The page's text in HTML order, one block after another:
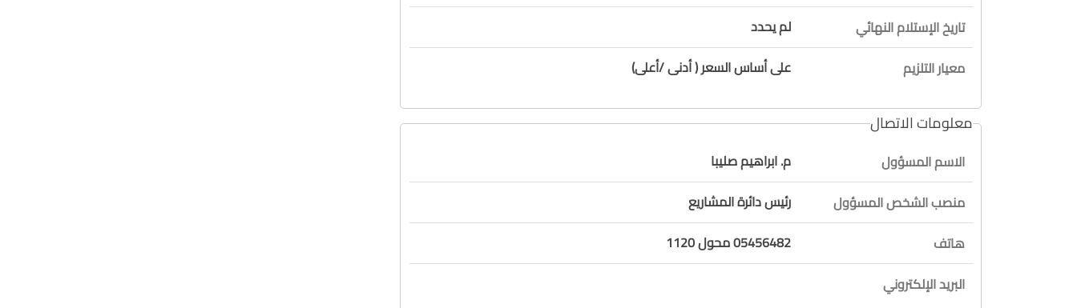
تاريخ الإستلام النهائي
لم يحدد
معيار التلزيم
على أساس السعر ( أدنى /أعلى)
معلومات الاتصال
الاسم المسؤول
م. ابراهيم صليبا
منصب الشخص المسؤول
رئيس دائرة المشاريع
هاتف
05456482 محول 1120
البريد الإلكتروني